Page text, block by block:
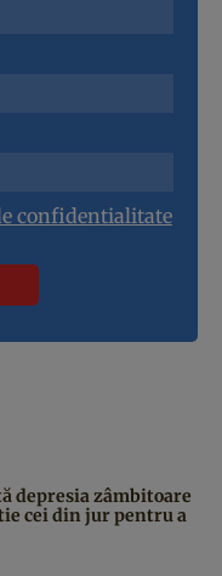
confidentialitate
depresia zâmbitoare
cei din jur pentru a